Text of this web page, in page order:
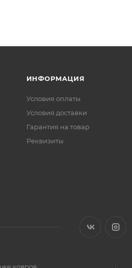
ИНФОРМАЦИЯ
Условия оплаты
Условия доставки
Гарантия на товар
Реквизиты